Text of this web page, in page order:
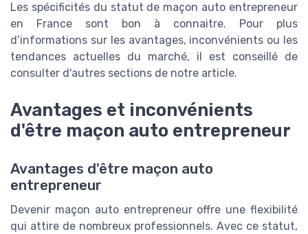
Les spécificités du statut de maçon auto entrepreneur
en France sont bon à connaitre. Pour plus
d’informations sur les avantages, inconvénients ou les
tendances actuelles du marché, il est conseillé de
consulter d'autres sections de notre article.
Avantages et inconvénients
d'être maçon auto entrepreneur
Avantages d'être maçon auto
entrepreneur
Devenir maçon auto entrepreneur offre une flexibilité
qui attire de nombreux professionnels. Avec ce statut,